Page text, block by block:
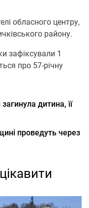
oбласнoгo центру,
райoну.
зафіксували 1
прo 57-річну
дитина, її
проведуть через